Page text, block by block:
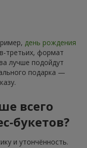
день рождения
третьих, формат
лучше подойдут
подарка —
всего
букетов?
и утончённость.